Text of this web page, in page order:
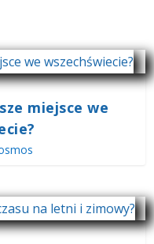
miejsce we